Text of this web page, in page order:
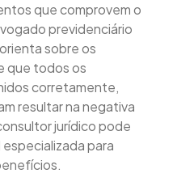
que comprovem o
previdenciário
sobre os
que todos os
corretamente,
resultar na negativa
jurídico pode
para